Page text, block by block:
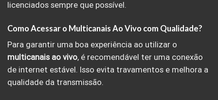
licenciados sempre que possível.
Como Acessar o Multicanais Ao Vivo com Qualidade?
Para garantir uma boa experiência ao utilizar o
multicanais ao vivo, é recomendável ter uma conexão
de internet estável. Isso evita travamentos e melhora a
qualidade da transmissão.